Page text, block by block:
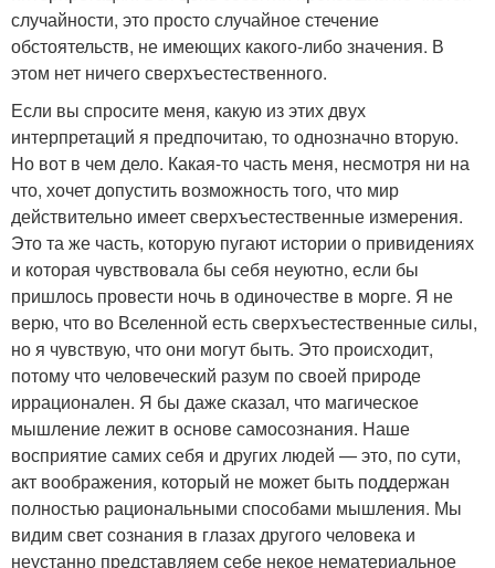
случайности, это просто случайное стечение
обстоятельств, не имеющих какого-либо значения. В
этом нет ничего сверхъестественного.
Если вы спросите меня, какую из этих двух
интерпретаций я предпочитаю, то однозначно вторую.
Но вот в чем дело. Какая-то часть меня, несмотря ни на
что, хочет допустить возможность того, что мир
действительно имеет сверхъестественные измерения.
Это та же часть, которую пугают истории о привидениях
и которая чувствовала бы себя неуютно, если бы
пришлось провести ночь в одиночестве в морге. Я не
верю, что во Вселенной есть сверхъестественные силы,
но я чувствую, что они могут быть. Это происходит,
потому что человеческий разум по своей природе
иррационален. Я бы даже сказал, что магическое
мышление лежит в основе самосознания. Наше
восприятие самих себя и других людей — это, по сути,
акт воображения, который не может быть поддержан
полностью рациональными способами мышления. Мы
видим свет сознания в глазах другого человека и
неустанно представляем себе некое нематериальное